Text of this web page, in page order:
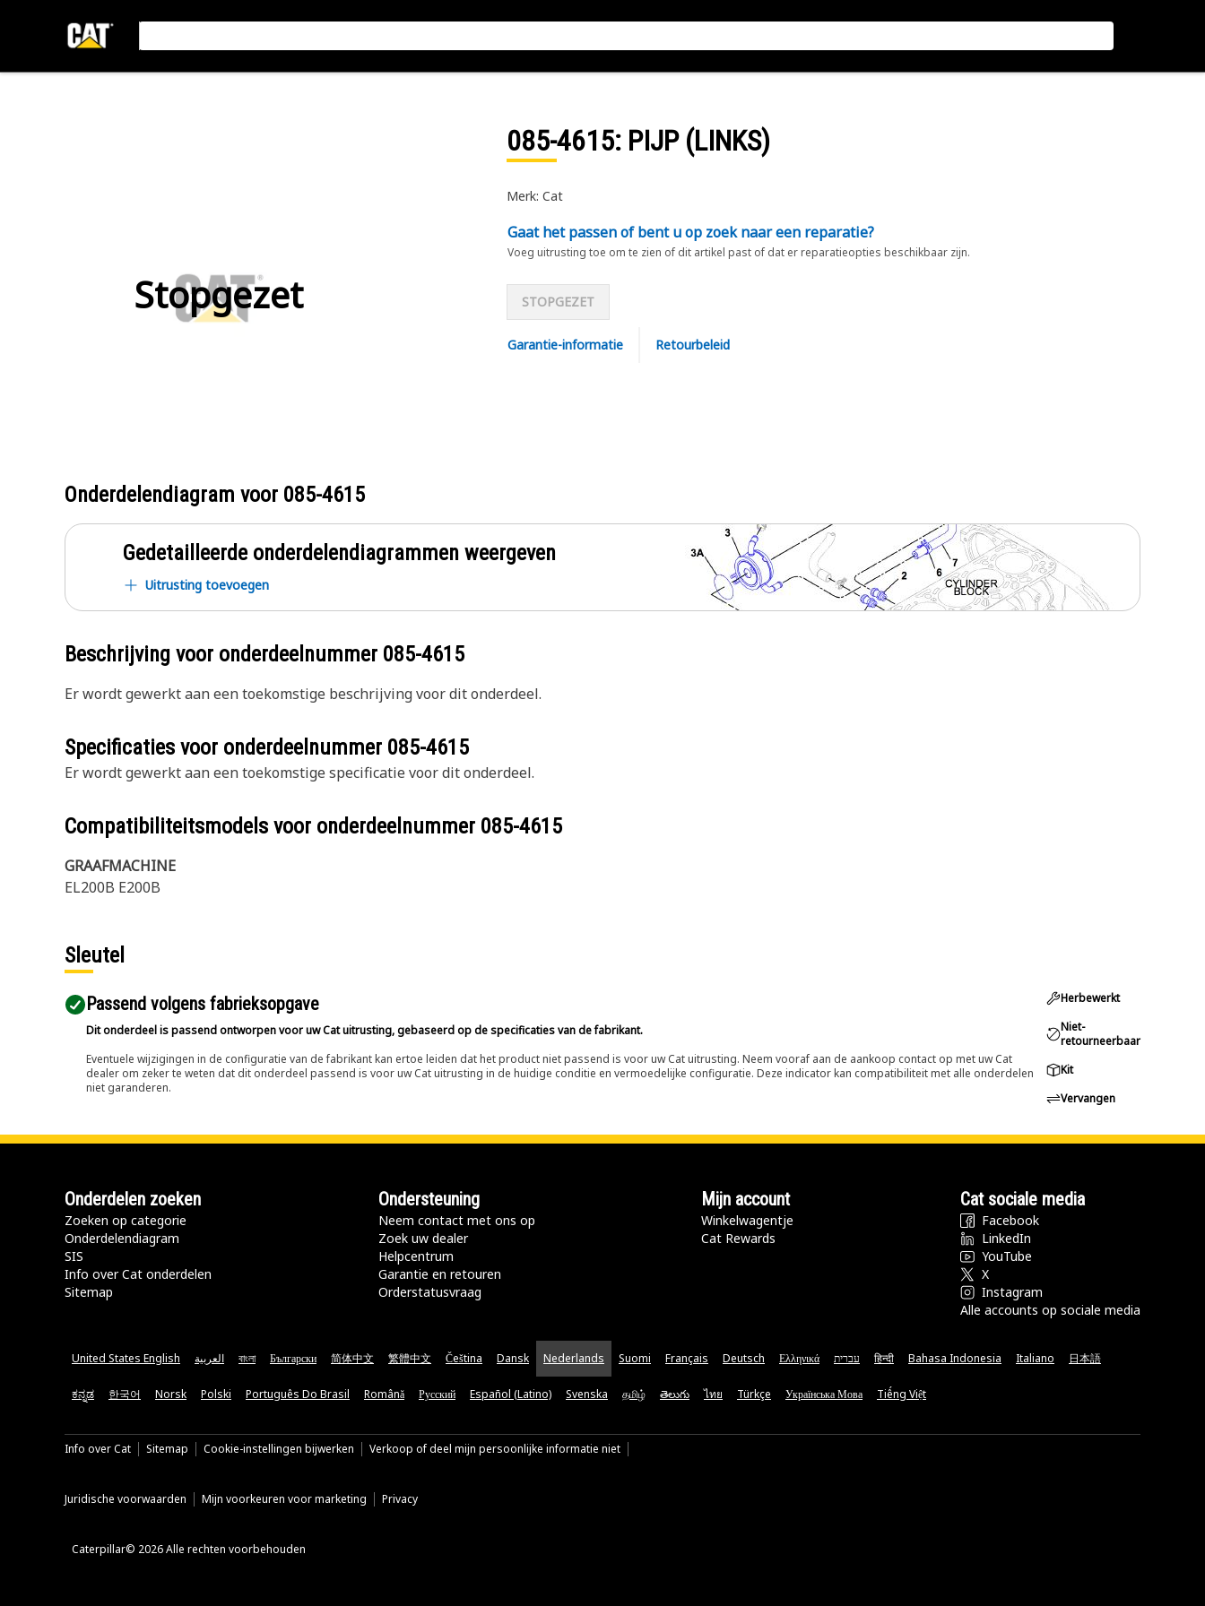
Stopgezet
085-4615: PIJP (LINKS)
Merk: Cat
Gaat het passen of bent u op zoek naar een reparatie?
Voeg uitrusting toe om te zien of dit artikel past of dat er reparatieopties beschikbaar zijn.
STOPGEZET
Garantie-informatie Retourbeleid
Onderdelendiagram voor 085-4615
Gedetailleerde onderdelendiagrammen weergeven
Uitrusting toevoegen
Beschrijving voor onderdeelnummer 085-4615
Er wordt gewerkt aan een toekomstige beschrijving voor dit onderdeel.
Specificaties voor onderdeelnummer 085-4615
Er wordt gewerkt aan een toekomstige specificatie voor dit onderdeel.
Compatibiliteitsmodels voor onderdeelnummer 085-4615
GRAAFMACHINE
EL200B E200B
Sleutel
Passend volgens fabrieksopgave
Dit onderdeel is passend ontworpen voor uw Cat uitrusting, gebaseerd op de specificaties van de fabrikant.
Eventuele wijzigingen in de configuratie van de fabrikant kan ertoe leiden dat het product niet passend is voor uw Cat uitrusting. Neem vooraf aan de aankoop contact op met uw Cat
dealer om zeker te weten dat dit onderdeel passend is voor uw Cat uitrusting in de huidige conditie en vermoedelijke configuratie. Deze indicator kan compatibiliteit met alle onderdelen
niet garanderen.
Herbewerkt
Niet-
retourneerbaar
Kit
Vervangen
Onderdelen zoeken
Zoeken op categorie
Onderdelendiagram
SIS
Info over Cat onderdelen
Sitemap
Ondersteuning
Neem contact met ons op
Zoek uw dealer
Helpcentrum
Garantie en retouren
Orderstatusvraag
Mijn account
Winkelwagentje
Cat Rewards
Cat sociale media
Facebook
LinkedIn
YouTube
X
Instagram
Alle accounts op sociale media
United States English العربية বাংলা Български 简体中文 繁體中文 Čeština Dansk Nederlands Suomi Français Deutsch Ελληνικά עברית हिन्दी Bahasa Indonesia Italiano 日本語
ಕನ್ನಡ 한국어 Norsk Polski Português Do Brasil Română Русский Español (Latino) Svenska தமிழ் తెలుగు ไทย Türkçe Українська Мова Tiếng Việt
Info over Cat Sitemap Cookie-instellingen bijwerken Verkoop of deel mijn persoonlijke informatie niet
Juridische voorwaarden Mijn voorkeuren voor marketing Privacy
Caterpillar© 2026 Alle rechten voorbehouden